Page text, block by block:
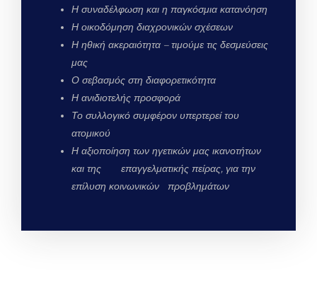
Η συναδέλφωση και η παγκόσμια κατανόηση
Η οικοδόμηση διαχρονικών σχέσεων
Η ηθική ακεραιότητα – τιμούμε τις δεσμεύσεις
μας
Ο σεβασμός στη διαφορετικότητα
Η ανιδιοτελής προσφορά
Το συλλογικό συμφέρον υπερτερεί του
ατομικού
Η αξιοποίηση των ηγετικών μας ικανοτήτων
και της επαγγελματικής πείρας, για την
επίλυση κοινωνικών προβλημάτων